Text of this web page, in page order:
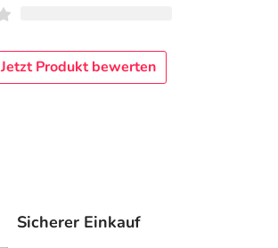
Jetzt Produkt bewerten
Sicherer Einkauf